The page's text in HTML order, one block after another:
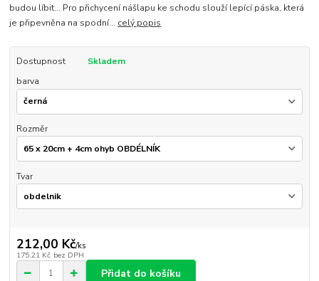
budou líbit... Pro přichycení nášlapu ke schodu slouží lepící páska, která
je připevněna na spodní... celý popis
Dostupnost
Skladem
barva
Rozměr
Tvar
212,00 Kč/ks
175,21 Kč bez DPH
Přidat do košíku